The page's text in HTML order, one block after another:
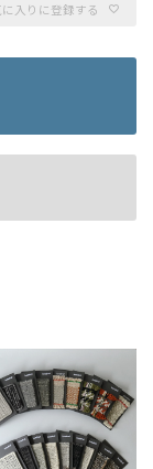
入りに登録する